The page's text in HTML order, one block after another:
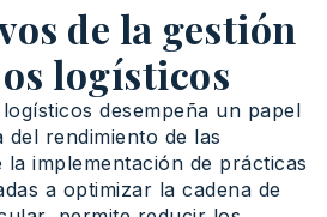
de la gestión
logísticos
desempeña un papel
rendimiento de las
la implementación de prácticas
a optimizar la cadena de